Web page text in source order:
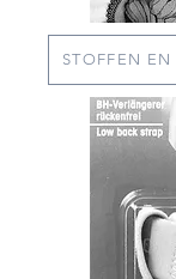
STOFFEN EN